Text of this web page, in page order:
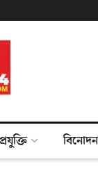
প্ৰযুক্তি বিনোদন